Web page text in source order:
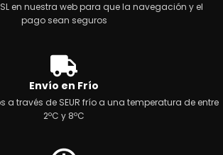
en nuestra web para que la navegación y el
pago sean seguros
Envío en Frío
a través de SEUR frío a una temperatura de entre
2ºC y 8ºC